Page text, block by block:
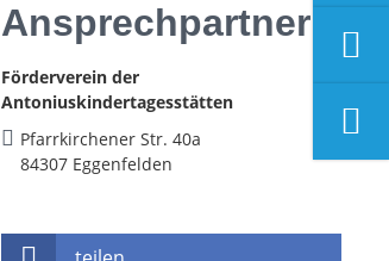
Ansprechpartner
Förderverein der
Antoniuskindertagesstätten
Pfarrkirchener Str. 40a
84307 Eggenfelden